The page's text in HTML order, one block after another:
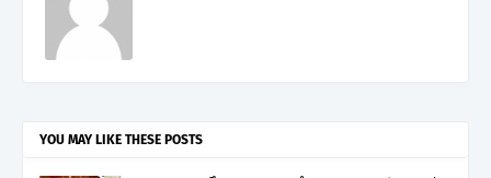
YOU MAY LIKE THESE POSTS